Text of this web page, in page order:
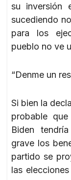
su inversión
sucediendo
para los
pueblo no ve
“Denme un
Si bien la
probable
Biden
grave los
partido se
las